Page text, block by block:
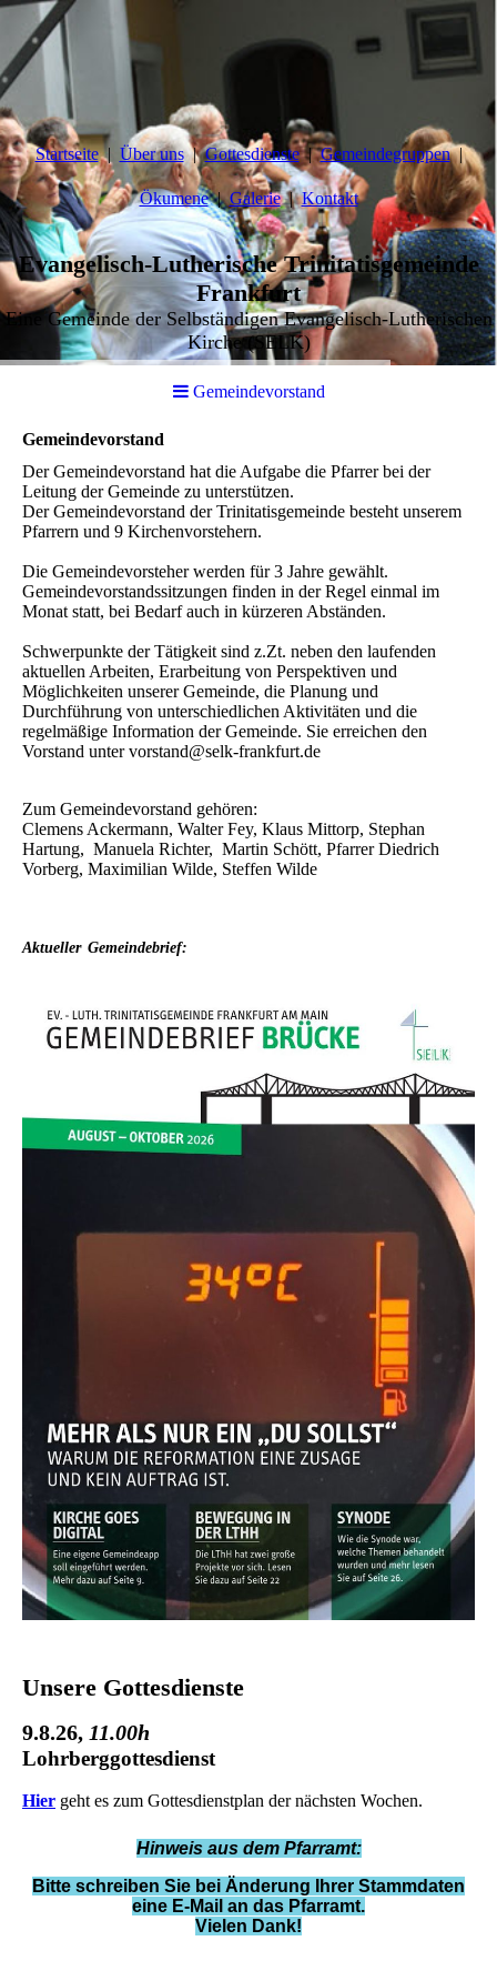
Startseite Über uns Gottesdienste Gemeindegruppen
Ökumene Galerie Kontakt
Evangelisch-Lutherische Trinitatisgemeinde
Frankfurt
Eine Gemeinde der Selbständigen Evangelisch-Lutherischen
Kirche (SELK)
Gemeindevorstand
Gemeindevorstand
Der Gemeindevorstand hat die Aufgabe die Pfarrer bei der
Leitung der Gemeinde zu unterstützen.
Der Gemeindevorstand der Trinitatisgemeinde besteht unserem
Pfarrern und 9 Kirchenvorstehern.
Die Gemeindevorsteher werden für 3 Jahre gewählt.
Gemeindevorstandssitzungen finden in der Regel einmal im
Monat statt, bei Bedarf auch in kürzeren Abständen.
Schwerpunkte der Tätigkeit sind z.Zt. neben den laufenden
aktuellen Arbeiten, Erarbeitung von Perspektiven und
Möglichkeiten unserer Gemeinde, die Planung und
Durchführung von unterschiedlichen Aktivitäten und die
regelmäßige Information der Gemeinde. Sie erreichen den
Vorstand unter vorstand@selk-frankfurt.de
Zum Gemeindevorstand gehören:
Clemens Ackermann, Walter Fey, Klaus Mittorp, Stephan
Hartung, Manuela Richter, Martin Schött, Pfarrer Diedrich
Vorberg, Maximilian Wilde, Steffen Wilde
Aktueller Gemeindebrief:
Unsere Gottesdienste
9.8.26, 11.00h
Lohrberggottesdienst
Hier geht es zum Gottesdienstplan der nächsten Wochen.
Hinweis aus dem Pfarramt:
Bitte schreiben Sie bei Änderung Ihrer Stammdaten
eine E-Mail an das Pfarramt.
Vielen Dank!